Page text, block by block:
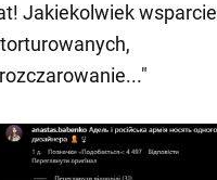
Jakiekolwiek wsparcie